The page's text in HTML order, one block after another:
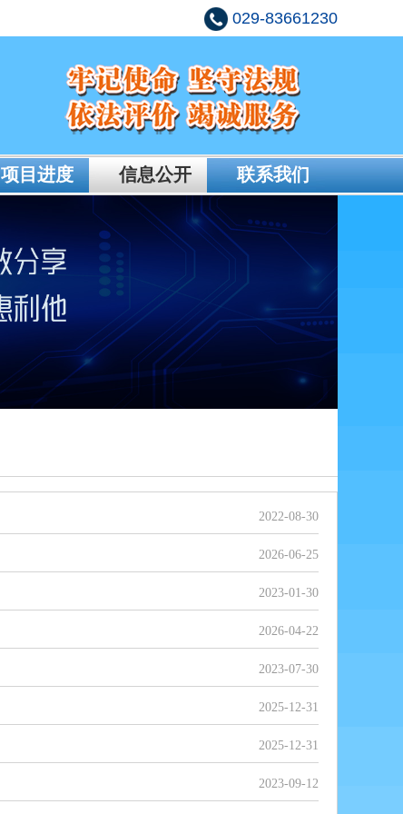
029-83661230
项目进度 信息公开 联系我们
2022-08-30
2026-06-25
2023-01-30
2026-04-22
2023-07-30
2025-12-31
2025-12-31
2023-09-12